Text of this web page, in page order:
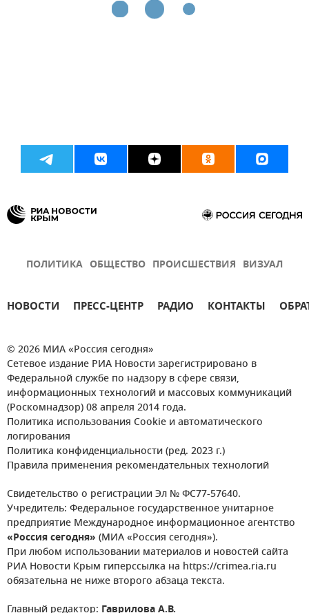
ПОЛИТИКА ОБЩЕСТВО ПРОИСШЕСТВИЯ ВИЗУАЛ
НОВОСТИ ПРЕСС-ЦЕНТР РАДИО КОНТАКТЫ
© 2026 МИА «Россия сегодня»
Сетевое издание РИА Новости зарегистрировано в
Федеральной службе по надзору в сфере связи,
информационных технологий и массовых коммуникаций
(Роскомнадзор) 08 апреля 2014 года.
Политика использования Cookie и автоматического
логирования
Политика конфиденциальности (ред. 2023 г.)
Правила применения рекомендательных технологий
Свидетельство о регистрации Эл № ФС77-57640.
Учредитель: Федеральное государственное унитарное
предприятие Международное информационное агентство
«Россия сегодня» (МИА «Россия сегодня»).
При любом использовании материалов и новостей сайта
РИА Новости Крым гиперссылка на https://crimea.ria.ru
обязательна не ниже второго абзаца текста.